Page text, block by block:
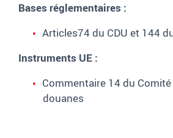
Bases réglementaires :
Articles74 du CDU et 144
Instruments UE :
Commentaire 14 du
douanes